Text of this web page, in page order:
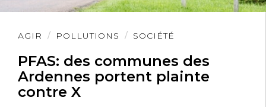
AGIR POLLUTIONS SOCIÉTÉ
PFAS: des communes des
Ardennes portent plainte
contre X
Lire